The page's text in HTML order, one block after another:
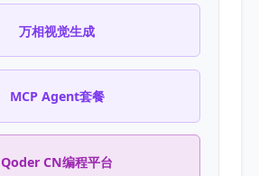
万相视觉生成
MCP Agent套餐
Qoder CN编程平台